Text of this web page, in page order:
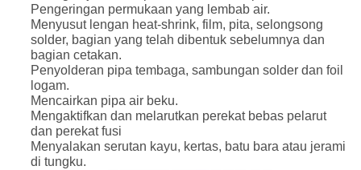
Pengeringan permukaan yang lembab air.
Menyusut lengan heat-shrink, film, pita, selongsong
solder, bagian yang telah dibentuk sebelumnya dan
bagian cetakan.
Penyolderan pipa tembaga, sambungan solder dan foil
logam.
Mencairkan pipa air beku.
Mengaktifkan dan melarutkan perekat bebas pelarut
dan perekat fusi
Menyalakan serutan kayu, kertas, batu bara atau jerami
di tungku.